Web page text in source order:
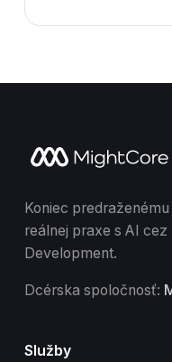
Koniec
reálnej praxe s AI
Development.
Dcérska spoločnosť:
Služby